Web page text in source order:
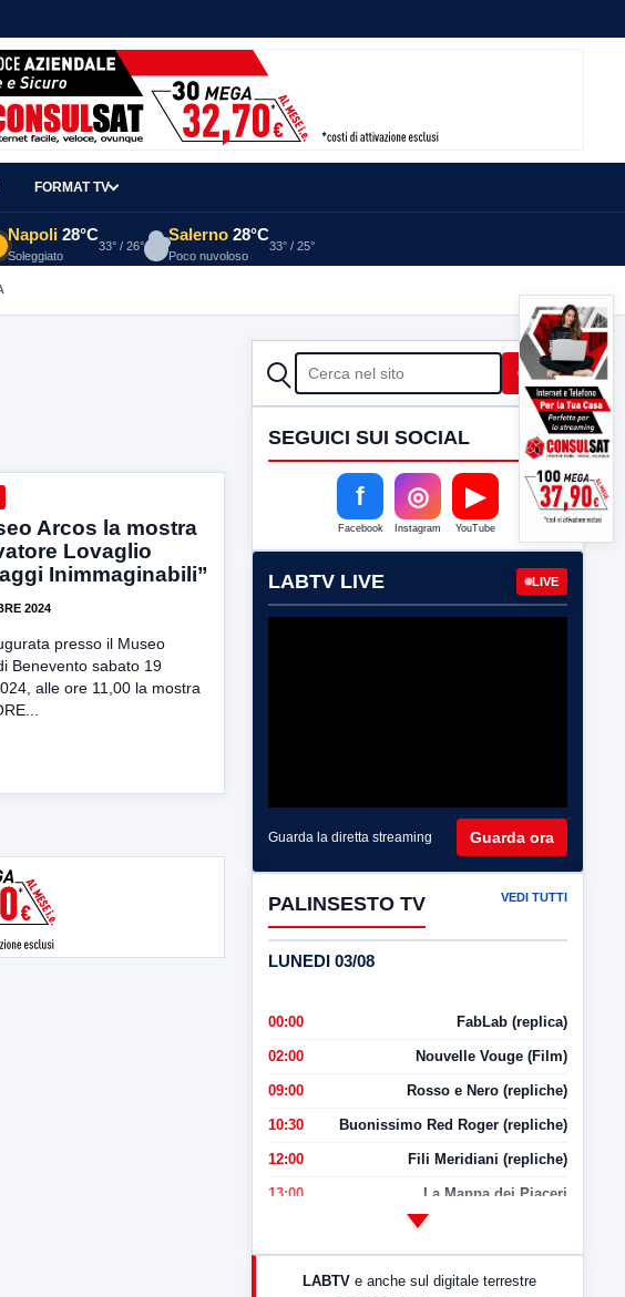
FORMAT TV
Napoli 28°C
Soleggiato
33° / 26°
Salerno 28°C
Poco nuvoloso
33° / 25°
Arcos la mostra
Lovaglio
Inimmaginabili”
2024
presso il Museo
Benevento sabato 19
alle ore 11,00 la mostra
CERCA Cerca
SEGUICI SUI SOCIAL
f
Facebook
◎
Instagram
▶
YouTube
LABTV LIVE LIVE
Guarda la diretta streaming Guarda ora
PALINSESTO TV VEDI TUTTI
LUNEDI 03/08
00:00 FabLab (replica)
02:00 Nouvelle Vouge (Film)
09:00 Rosso e Nero (repliche)
10:30 Buonissimo Red Roger (repliche)
12:00 Fili Meridiani (repliche)
13:00 La Mappa dei Piaceri
LABTV e anche sul digitale terrestre